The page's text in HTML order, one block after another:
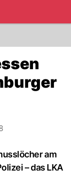
am
– das LKA